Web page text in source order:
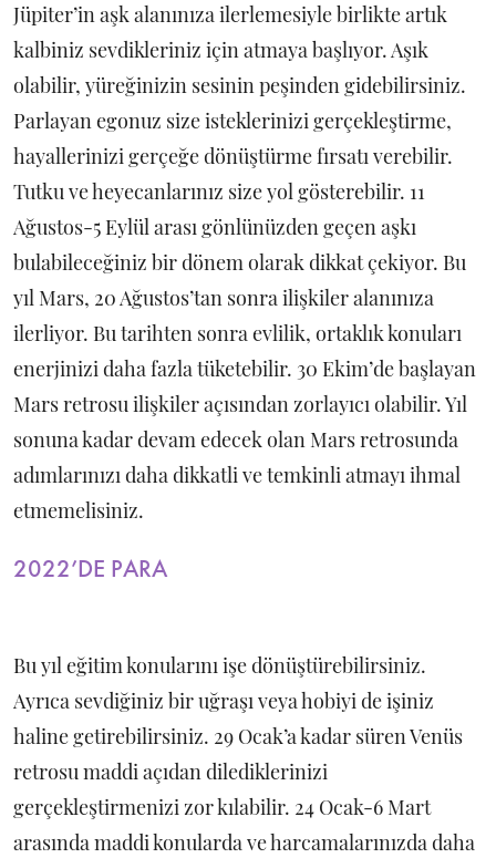
Jüpiter’in aşk alanınıza ilerlemesiyle birlikte artık
kalbiniz sevdikleriniz için atmaya başlıyor. Aşık
olabilir, yüreğinizin sesinin peşinden gidebilirsiniz.
Parlayan egonuz size isteklerinizi gerçekleştirme,
hayallerinizi gerçeğe dönüştürme fırsatı verebilir.
Tutku ve heyecanlarınız size yol gösterebilir. 11
Ağustos-5 Eylül arası gönlünüzden geçen aşkı
bulabileceğiniz bir dönem olarak dikkat çekiyor. Bu
yıl Mars, 20 Ağustos’tan sonra ilişkiler alanınıza
ilerliyor. Bu tarihten sonra evlilik, ortaklık konuları
enerjinizi daha fazla tüketebilir. 30 Ekim’de başlayan
Mars retrosu ilişkiler açısından zorlayıcı olabilir. Yıl
sonuna kadar devam edecek olan Mars retrosunda
adımlarınızı daha dikkatli ve temkinli atmayı ihmal
etmemelisiniz.
2022’DE PARA
Bu yıl eğitim konularını işe dönüştürebilirsiniz.
Ayrıca sevdiğiniz bir uğraşı veya hobiyi de işiniz
haline getirebilirsiniz. 29 Ocak’a kadar süren Venüs
retrosu maddi açıdan dilediklerinizi
gerçekleştirmenizi zor kılabilir. 24 Ocak-6 Mart
arasında maddi konularda ve harcamalarınızda daha